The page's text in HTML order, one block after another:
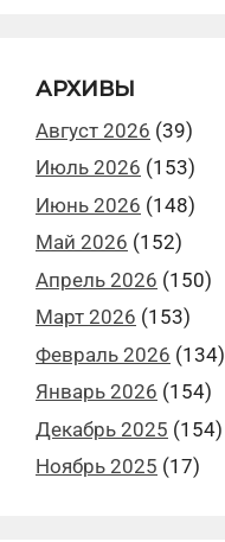
АРХИВЫ
Август 2026 (39)
Июль 2026 (153)
Июнь 2026 (148)
Май 2026 (152)
Апрель 2026 (150)
Март 2026 (153)
Февраль 2026 (134)
Январь 2026 (154)
Декабрь 2025 (154)
Ноябрь 2025 (17)